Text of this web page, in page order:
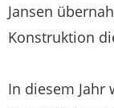
Jansen
Konstruktion
In diesem Jahr